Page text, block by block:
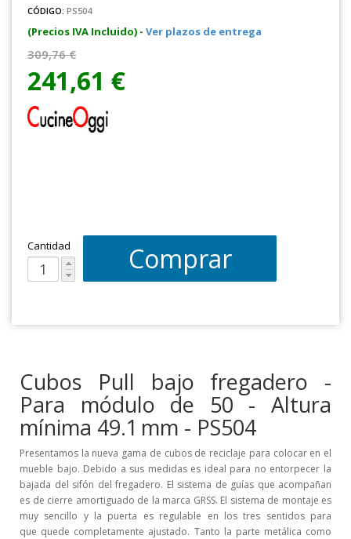
CÓDIGO: PS504
(Precios IVA Incluido) - Ver plazos de entrega
309,76 €
241,61 €
Cantidad Comprar
Cubos Pull bajo fregadero -
Para módulo de 50 - Altura
mínima 49.1 mm - PS504
Presentamos la nueva gama de cubos de reciclaje para colocar en el
mueble bajo. Debido a sus medidas es ideal para no entorpecer la
bajada del sifón del fregadero. El sistema de guías que acompañan
es de cierre amortiguado de la marca GRSS. El sistema de montaje es
muy sencillo y la puerta es regulable en los tres sentidos para
que quede completamente ajustado. Tanto la parte metálica como